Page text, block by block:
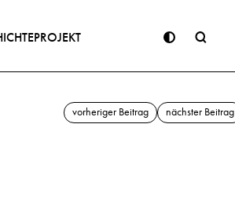
PROJEKT
vorheriger Beitrag nächster Beitrag